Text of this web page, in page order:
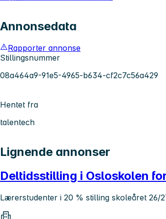
Annonsedata
Rapporter annonse
Stillingsnummer
08a464a9-91e5-4965-b634-cf2c7c56a429
Hentet fra
talentech
Lignende annonser
Deltidsstilling i Osloskolen
Lærerstudenter i 20 % stilling skoleåret 26/